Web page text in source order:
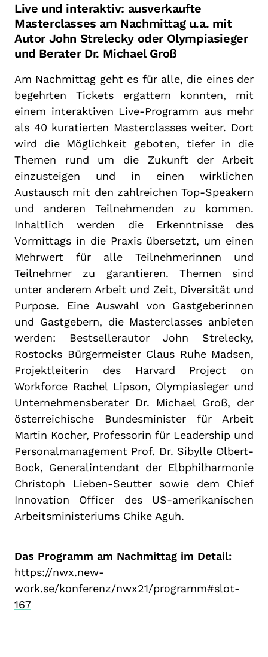
Live und interaktiv: ausverkaufte
Masterclasses am Nachmittag u.a. mit
Autor John Strelecky oder Olympiasieger
und Berater Dr. Michael Groß
Am Nachmittag geht es für alle, die eines der
begehrten Tickets ergattern konnten, mit
einem interaktiven Live-Programm aus mehr
als 40 kuratierten Masterclasses weiter. Dort
wird die Möglichkeit geboten, tiefer in die
Themen rund um die Zukunft der Arbeit
einzusteigen und in einen wirklichen
Austausch mit den zahlreichen Top-Speakern
und anderen Teilnehmenden zu kommen.
Inhaltlich werden die Erkenntnisse des
Vormittags in die Praxis übersetzt, um einen
Mehrwert für alle Teilnehmerinnen und
Teilnehmer zu garantieren. Themen sind
unter anderem Arbeit und Zeit, Diversität und
Purpose. Eine Auswahl von Gastgeberinnen
und Gastgebern, die Masterclasses anbieten
werden: Bestsellerautor John Strelecky,
Rostocks Bürgermeister Claus Ruhe Madsen,
Projektleiterin des Harvard Project on
Workforce Rachel Lipson, Olympiasieger und
Unternehmensberater Dr. Michael Groß, der
österreichische Bundesminister für Arbeit
Martin Kocher, Professorin für Leadership und
Personalmanagement Prof. Dr. Sibylle Olbert-
Bock, Generalintendant der Elbphilharmonie
Christoph Lieben-Seutter sowie dem Chief
Innovation Officer des US-amerikanischen
Arbeitsministeriums Chike Aguh.
Das Programm am Nachmittag im Detail:
https://nwx.new-
work.se/konferenz/nwx21/programm#slot-
167